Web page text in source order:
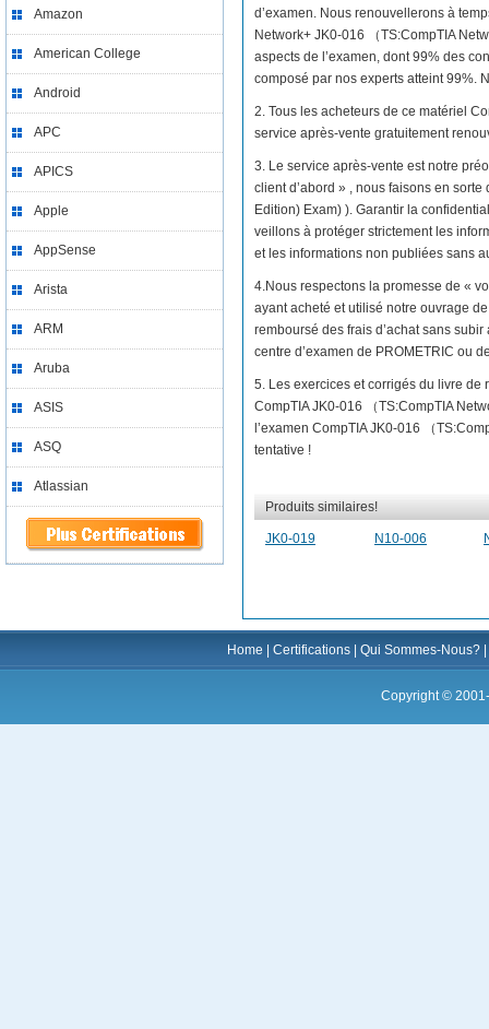
Amazon
American College
Android
APC
APICS
Apple
AppSense
Arista
ARM
Aruba
ASIS
ASQ
Atlassian
d’examen. Nous renouvellerons à
Network+ JK0-016 （TS:CompTIA
aspects de l’examen, dont 99% des
composé par nos experts atteint 99%.
2. Tous les acheteurs de ce matériel
service après-vente gratuitement
3. Le service après-vente est notre
client d’abord » , nous faisons en
Edition) Exam) ). Garantir la
veillons à protéger strictement les
et les informations non publiées sans
4.Nous respectons la promesse de «
ayant acheté et utilisé notre ouvrage
remboursé des frais d’achat sans
centre d’examen de PROMETRIC ou
5. Les exercices et corrigés du livre de
CompTIA JK0-016 （TS:CompTIA
l’examen CompTIA JK0-016 （
tentative !
Produits similaires!
JK0-019 N10-006
Home Certifications Qui Sommes-Nous?
Copyright ©